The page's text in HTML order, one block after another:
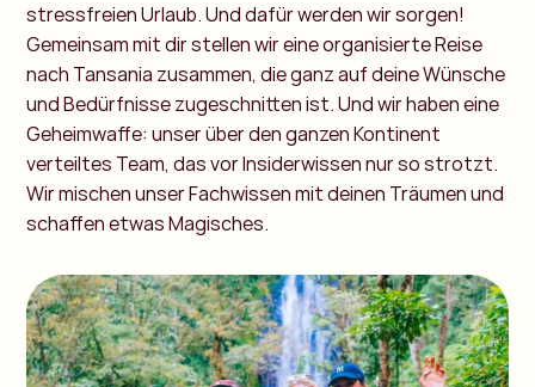
stressfreien Urlaub. Und dafür werden wir sorgen!
Gemeinsam mit dir stellen wir eine organisierte Reise
nach Tansania zusammen, die ganz auf deine Wünsche
und Bedürfnisse zugeschnitten ist. Und wir haben eine
Geheimwaffe: unser über den ganzen Kontinent
verteiltes Team, das vor Insiderwissen nur so strotzt.
Wir mischen unser Fachwissen mit deinen Träumen und
schaffen etwas Magisches.